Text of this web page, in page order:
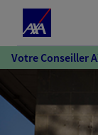
Votre Conseiller